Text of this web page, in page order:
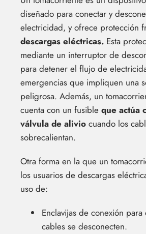
diseñado para conectar y
electricidad, y ofrece protección
descargas eléctricas. Esta
mediante un interruptor de
para detener el flujo de
emergencias que impliquen una
peligrosa. Además, un
cuenta con un fusible que actúa
válvula de alivio cuando los
sobrecalientan.
Otra forma en la que un
los usuarios de descargas
uso de:
Enclavijas de conexión
cables se desconecten.